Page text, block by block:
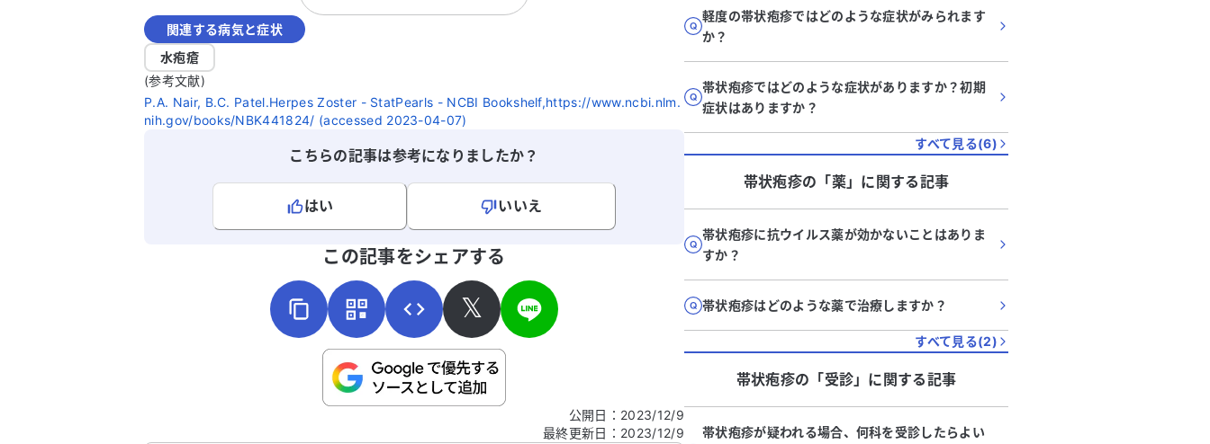
ていますが、このままでよいのか不安で
す。他の医師の意見も聞いてみたいと考え
ています。どのように対処すればよいか、
アドバイスをいただけると助かります。
帯状疱疹が現れ、退院せず点滴治療を続け
り、ピリピリとした痛みも感じています。
医師からは単核症の症状だと言われました
科のない病院で入院していますが、このま
の先生は週に数回外来に来ており、そこで
点滴治療を受けていますが、もっと特化し
た大学病院に行った方が良いのかと考えて
います。どのように対処すれば良いか、ア
ドバイスをいただけると助かります。
の受診予定で、尿に潜血があり漢方薬を処
ストレスが多いです。明日の泌尿器科受診
まで待っても大丈夫でしょうか？
関連する病気と症状
水疱瘡
(参考文献)
P.A. Nair, B.C. Patel.Herpes Zoster - StatPearls - NCBI Bookshelf,https://www.ncbi.nlm.
nih.gov/books/NBK441824/ (accessed 2023-04-07)
こちらの記事は参考になりましたか？
はい
いいえ
こちらは送信専用のフォームです。氏名やご自身の病気の詳細などの個人情報は入れないでくだ
この記事をシェアする
𝕏
公開日 ： 2023/12/9
最終更新日 ： 2023/12/9
軽度の帯状疱疹ではどのような症状がみられます
か？
帯状疱疹ではどのような症状がありますか？初期
症状はありますか？
すべて見る(6)
帯状疱疹の「薬」に関する記事
帯状疱疹に抗ウイルス薬が効かないことはありま
すか？
帯状疱疹はどのような薬で治療しますか？
すべて見る(2)
帯状疱疹の「受診」に関する記事
帯状疱疹が疑われる場合、何科を受診したらよい